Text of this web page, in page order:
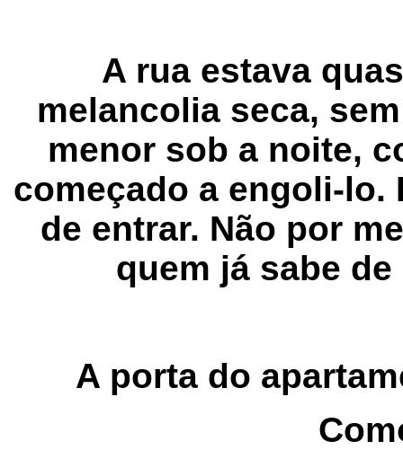
A rua estava
melancolia seca,
menor sob a noite,
começado a engoli-lo.
de entrar. Não por
quem já sabe
A porta do